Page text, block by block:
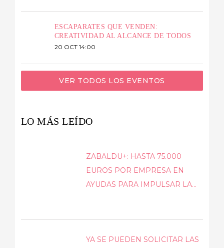
ESCAPARATES QUE VENDEN:
CREATIVIDAD AL ALCANCE DE TODOS
20 OCT 14:00
VER TODOS LOS EVENTOS
LO MÁS LEÍDO
ZABALDU+: HASTA 75.000
EUROS POR EMPRESA EN
AYUDAS PARA IMPULSAR LA...
YA SE PUEDEN SOLICITAR LAS